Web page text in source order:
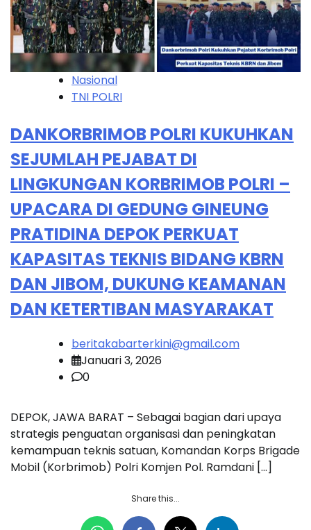
Nasional
TNI POLRI
DANKORBRIMOB POLRI KUKUHKAN
SEJUMLAH PEJABAT DI
LINGKUNGAN KORBRIMOB POLRI –
UPACARA DI GEDUNG GINEUNG
PRATIDINA DEPOK PERKUAT
KAPASITAS TEKNIS BIDANG KBRN
DAN JIBOM, DUKUNG KEAMANAN
DAN KETERTIBAN MASYARAKAT
beritakabarterkini@gmail.com
Januari 3, 2026
0
DEPOK, JAWA BARAT – Sebagai bagian dari upaya
strategis penguatan organisasi dan peningkatan
kemampuan teknis satuan, Komandan Korps Brigade
Mobil (Korbrimob) Polri Komjen Pol. Ramdani […]
Share this...